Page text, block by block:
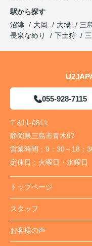
駅から探す
沼津
大岡 大場 三
長泉なめり
下土狩
055-928-7115
〒411-0811
静岡県三島市青木97
営業時間： 9：30～18：
定休日： 火曜日・水曜日
トップページ
スタッフ
お客様の声